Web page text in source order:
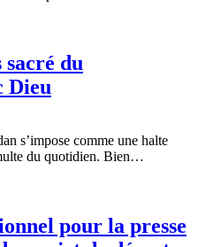
du
Dieu
s’impose comme une halte
du quotidien. Bien…
pour la presse